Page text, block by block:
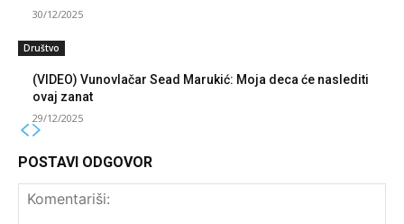
30/12/2025
Društvo
(VIDEO) Vunovlačar Sead Marukić: Moja deca će naslediti
ovaj zanat
29/12/2025
POSTAVI ODGOVOR